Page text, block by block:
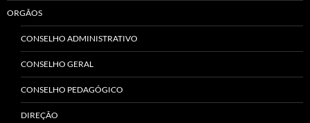
ORGÃOS
CONSELHO ADMINISTRATIVO
CONSELHO GERAL
CONSELHO PEDAGÓGICO
DIREÇÃO